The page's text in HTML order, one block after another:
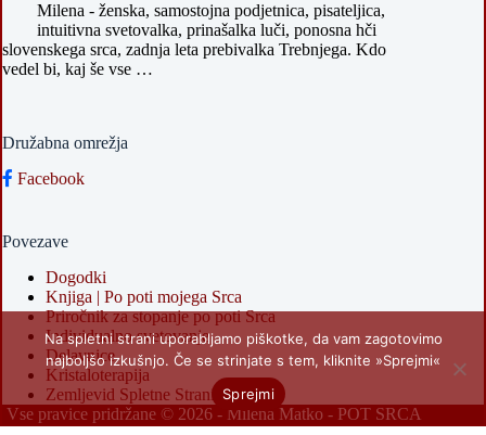
Milena - ženska, samostojna podjetnica, pisateljica,
intuitivna svetovalka, prinašalka luči, ponosna hči
slovenskega srca, zadnja leta prebivalka Trebnjega. Kdo
vedel bi, kaj še vse …
Družabna omrežja
Facebook
Povezave
Dogodki
Knjiga | Po poti mojega Srca
Priročnik za stopanje po poti Srca
Individualno svetovanje
Delavnice
Kristaloterapija
Zemljevid Spletne Strani
Vse pravice pridržane © 2026 - Milena Matko - POT SRCA
Na spletni strani uporabljamo piškotke, da vam zagotovimo
najboljšo izkušnjo. Če se strinjate s tem, kliknite »Sprejmi«
Sprejmi